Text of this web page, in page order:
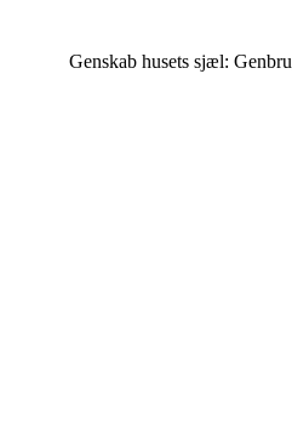
Genskab husets sjæl: